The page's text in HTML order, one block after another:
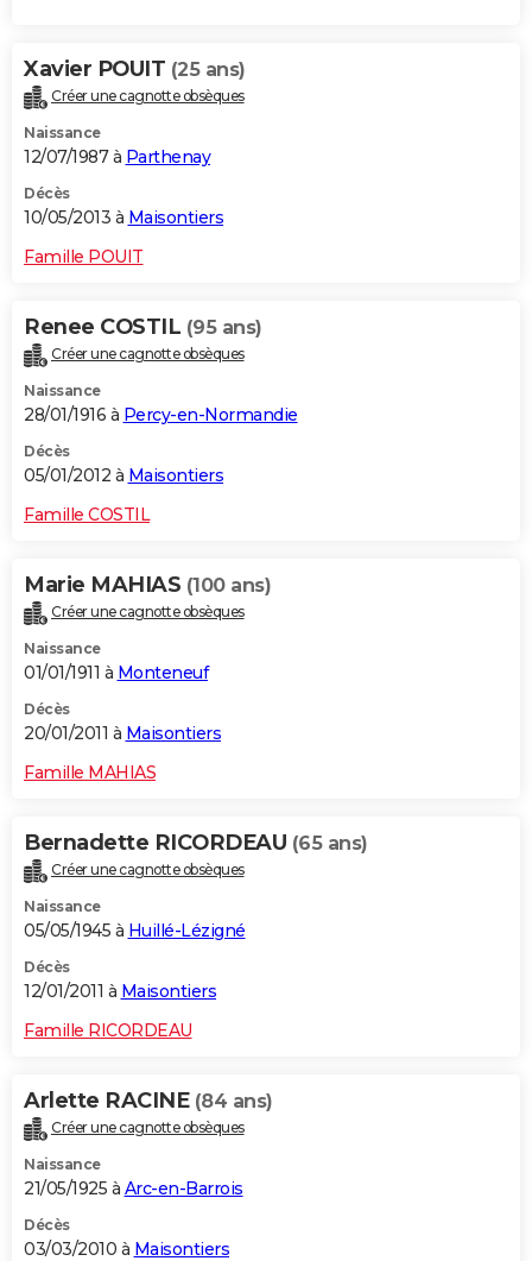
Xavier POUIT (25 ans)
Créer une cagnotte obsèques
Naissance
12/07/1987 à Parthenay
Décès
10/05/2013 à Maisontiers
Famille POUIT
Renee COSTIL (95 ans)
Créer une cagnotte obsèques
Naissance
28/01/1916 à Percy-en-Normandie
Décès
05/01/2012 à Maisontiers
Famille COSTIL
Marie MAHIAS (100 ans)
Créer une cagnotte obsèques
Naissance
01/01/1911 à Monteneuf
Décès
20/01/2011 à Maisontiers
Famille MAHIAS
Bernadette RICORDEAU (65 ans)
Créer une cagnotte obsèques
Naissance
05/05/1945 à Huillé-Lézigné
Décès
12/01/2011 à Maisontiers
Famille RICORDEAU
Arlette RACINE (84 ans)
Créer une cagnotte obsèques
Naissance
21/05/1925 à Arc-en-Barrois
Décès
03/03/2010 à Maisontiers